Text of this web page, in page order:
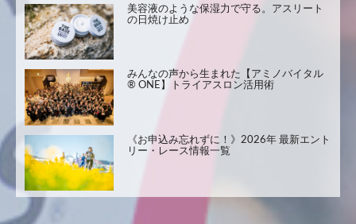
美容液のような保湿力で守る。アスリート
の日焼け止め
みんなの声から生まれた【アミノバイタル
® ONE】トライアスロン活用術
《お申込み忘れずに！》2026年 最新エント
リー・レース情報一覧